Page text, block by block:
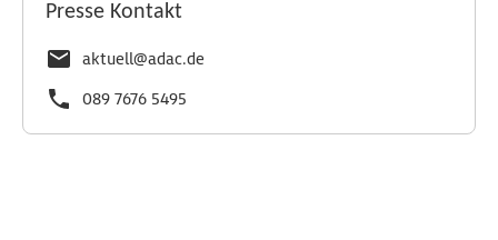
Presse Kontakt
aktuell@adac.de
089 7676 5495